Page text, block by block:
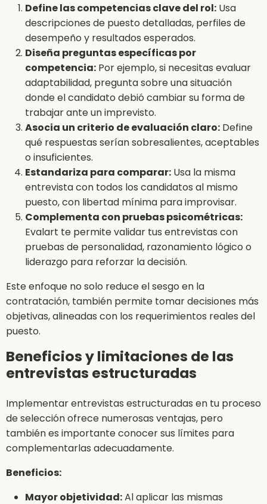
Define las competencias clave del rol: Usa
descripciones de puesto detalladas, perfiles de
desempeño y resultados esperados.
Diseña preguntas específicas por
competencia: Por ejemplo, si necesitas evaluar
adaptabilidad, pregunta sobre una situación
donde el candidato debió cambiar su forma de
trabajar ante un imprevisto.
Asocia un criterio de evaluación claro: Define
qué respuestas serían sobresalientes, aceptables
o insuficientes.
Estandariza para comparar: Usa la misma
entrevista con todos los candidatos al mismo
puesto, con libertad mínima para improvisar.
Complementa con pruebas psicométricas:
Evalart te permite validar tus entrevistas con
pruebas de personalidad, razonamiento lógico o
liderazgo para reforzar la decisión.
Este enfoque no solo reduce el sesgo en la
contratación, también permite tomar decisiones más
objetivas, alineadas con los requerimientos reales del
puesto.
Beneficios y limitaciones de las
entrevistas estructuradas
Implementar entrevistas estructuradas en tu proceso
de selección ofrece numerosas ventajas, pero
también es importante conocer sus límites para
complementarlas adecuadamente.
Beneficios:
Mayor objetividad:Al aplicar las mismas